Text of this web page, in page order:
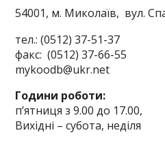
54001, м. Миколаїв, вул.
тел.: (0512) 37-51-37
факс: (0512) 37-
mykoodb@ukr.net
Години
п’ятниця з 9.00 до 17.00,
Вихідні – субота, неділя